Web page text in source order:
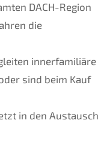
DACH-Region
die
innerfamiliäre
sind beim Kauf
in den Austausch